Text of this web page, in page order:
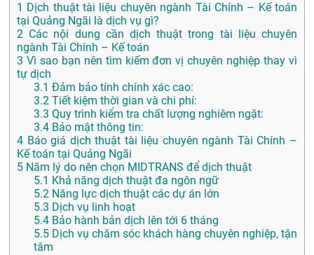
1 Dịch thuật tài liệu chuyên ngành Tài Chính – Kế toán
tại Quảng Ngãi là dịch vụ gì?
2 Các nội dung cần dịch thuật trong tài liệu chuyên
ngành Tài Chính – Kế toán
3 Vì sao bạn nên tìm kiếm đơn vị chuyên nghiệp thay vì
tự dịch
3.1 Đảm bảo tính chính xác cao:
3.2 Tiết kiệm thời gian và chi phí:
3.3 Quy trình kiểm tra chất lượng nghiêm ngặt:
3.4 Bảo mật thông tin:
4 Báo giá dịch thuật tài liệu chuyên ngành Tài Chính –
Kế toán tại Quảng Ngãi
5 Năm lý do nên chọn MIDTRANS để dịch thuật
5.1 Khả năng dịch thuật đa ngôn ngữ
5.2 Năng lực dịch thuật các dự án lớn
5.3 Dịch vụ linh hoạt
5.4 Bảo hành bản dịch lên tới 6 tháng
5.5 Dịch vụ chăm sóc khách hàng chuyên nghiệp, tận
tâm